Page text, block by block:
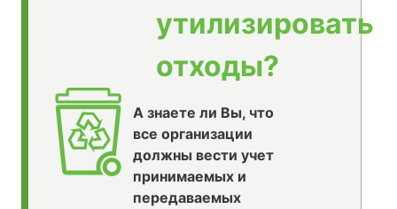
утилизировать
отходы?
А знаете ли Вы, что
все организации
должны вести учет
принимаемых и
передаваемых